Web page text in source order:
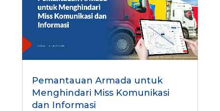
Pemantauan Armada untuk
Menghindari Miss Komunikasi
dan Informasi